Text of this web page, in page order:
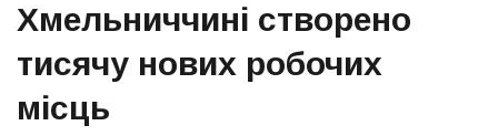
Хмельниччині створено
тисячу нових робочих
місць